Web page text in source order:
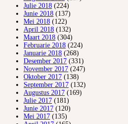
Julie 2018 (224)
Junie 2018 (137)
Mei 2018 (122)
April 2018 (132)
Maart 2018 (304)
Februarie 2018 (224)
Januarie 2018 (268)
Desember 2017 (331)
November 2017 (247)
Oktober 2017 (138)
September 2017 (132)
Augustus 2017 (169)
Julie 2017 (181)
Junie 2017 (120)
Mei 2017 (135)